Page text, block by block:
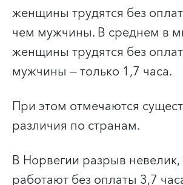
женщины трудятся без
чем мужчины. В среднем в
женщины трудятся без
мужчины — только 1,7 часа.
При этом отмечаются
различия по странам.
В Норвегии разрыв
работают без оплаты 3,7